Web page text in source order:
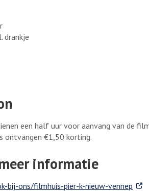
drankje
een half uur voor aanvang van de
ontvangen €1,50 korting.
informatie
bij-ons/filmhuis-pier-k-nieuw-vennep .